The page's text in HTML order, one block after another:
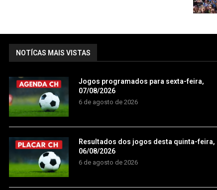
NOTÍCAS MAIS VISTAS
Jogos programados para sexta-feira,
07/08/2026
6 de agosto de 2026
Resultados dos jogos desta quinta-feira,
06/08/2026
6 de agosto de 2026